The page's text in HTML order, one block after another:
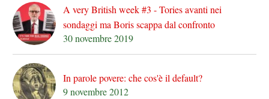
A very British week #3 - Tories avanti nei
sondaggi ma Boris scappa dal confronto
30 novembre 2019
In parole povere: che cos'è il default?
9 novembre 2012